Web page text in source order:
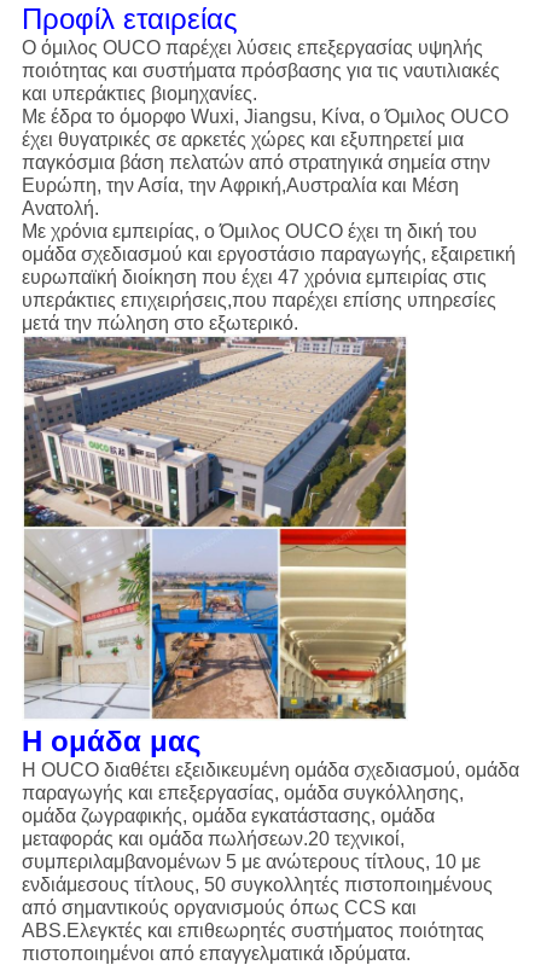
Προφίλ εταιρείας
Ο όμιλος OUCO παρέχει λύσεις επεξεργασίας υψηλής
ποιότητας και συστήματα πρόσβασης για τις ναυτιλιακές
και υπεράκτιες βιομηχανίες.
Με έδρα το όμορφο Wuxi, Jiangsu, Κίνα, ο Όμιλος OUCO
έχει θυγατρικές σε αρκετές χώρες και εξυπηρετεί μια
παγκόσμια βάση πελατών από στρατηγικά σημεία στην
Ευρώπη, την Ασία, την Αφρική,Αυστραλία και Μέση
Ανατολή.
Με χρόνια εμπειρίας, ο Όμιλος OUCO έχει τη δική του
ομάδα σχεδιασμού και εργοστάσιο παραγωγής, εξαιρετική
ευρωπαϊκή διοίκηση που έχει 47 χρόνια εμπειρίας στις
υπεράκτιες επιχειρήσεις,που παρέχει επίσης υπηρεσίες
μετά την πώληση στο εξωτερικό.
Η ομάδα μας
Η OUCO διαθέτει εξειδικευμένη ομάδα σχεδιασμού, ομάδα
παραγωγής και επεξεργασίας, ομάδα συγκόλλησης,
ομάδα ζωγραφικής, ομάδα εγκατάστασης, ομάδα
μεταφοράς και ομάδα πωλήσεων.20 τεχνικοί,
συμπεριλαμβανομένων 5 με ανώτερους τίτλους, 10 με
ενδιάμεσους τίτλους, 50 συγκολλητές πιστοποιημένους
από σημαντικούς οργανισμούς όπως CCS και
ABS.Ελεγκτές και επιθεωρητές συστήματος ποιότητας
πιστοποιημένοι από επαγγελματικά ιδρύματα.